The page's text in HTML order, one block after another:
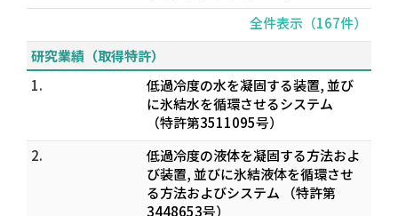
全件表示（167件）
研究業績（取得特許）
1.
低過冷度の水を凝固する装置, 並び
に氷結水を循環させるシステム
（特許第3511095号）
2.
低過冷度の液体を凝固する方法およ
び装置, 並びに氷結液体を循環させ
る方法およびシステム （特許第
3448653号）